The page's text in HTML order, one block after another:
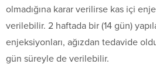
olmadığına karar verilirse kas içi
verilebilir. 2 haftada bir (14 gün)
enjeksiyonları, ağızdan tedavide
gün süreyle de verilebilir.